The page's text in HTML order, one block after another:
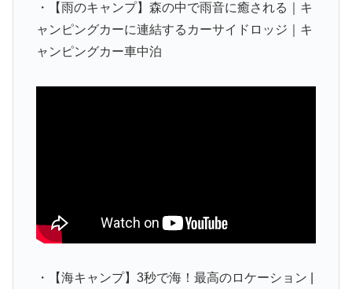
・【雨のキャンプ】森の中で雨音に癒される｜キ
ャンピングカーに連結するカーサイドロッジ｜キ
ャンピングカー車中泊
・【海キャンプ】3秒で海！最高のロケーション |